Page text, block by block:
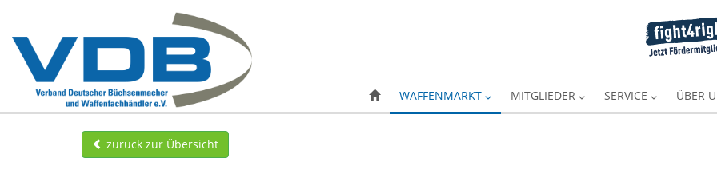
WAFFENMARKT MITGLIEDER SERVICE ÜBER
zurück zur Übersicht